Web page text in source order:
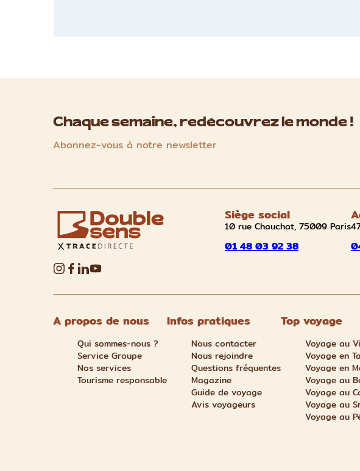
Chaque semaine, redécouvrez le monde !
Abonnez-vous à notre newsletter
Siège social
10 rue Chauchat, 75009 Paris
01 48 03 92 38
A propos de nous
Qui sommes-nous ?
Service Groupe
Nos services
Tourisme responsable
Infos pratiques
Nous contacter
Nous rejoindre
Questions fréquentes
Magazine
Guide de voyage
Avis voyageurs
Top voyage
Voyage au
Voyage en
Voyage en
Voyage au
Voyage au
Voyage au
Voyage au